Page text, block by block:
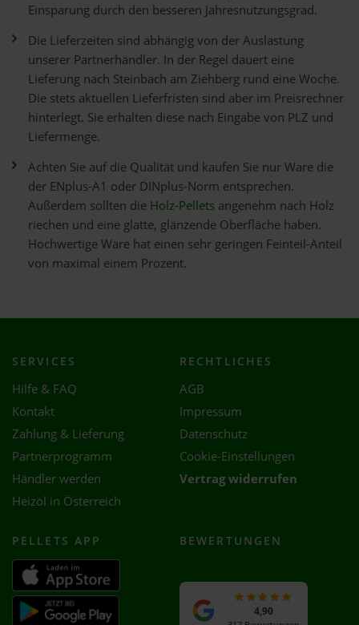
Einsparung durch den besseren Jahresnutzungsgrad.
Die Lieferzeiten sind abhängig von der Auslastung
unserer Partnerhändler. In der Regel dauert eine
Lieferung nach Steinbach am Ziehberg rund eine Woche.
Die stets aktuellen Lieferfristen sind aber im Preisrechner
hinterlegt. Sie erhalten diese nach Eingabe von PLZ und
Liefermenge.
Achten Sie auf die Qualität und kaufen Sie nur Ware die
der ENplus-A1 oder DINplus-Norm entsprechen.
Außerdem sollten die Holz-Pellets angenehm nach Holz
riechen und eine glatte, glänzende Oberfläche haben.
Hochwertige Ware hat einen sehr geringen Feinteil-Anteil
von maximal einem Prozent.
SERVICES
Hilfe & FAQ
Kontakt
Zahlung & Lieferung
Partnerprogramm
Händler werden
Heizöl in Österreich
RECHTLICHES
AGB
Impressum
Datenschutz
Cookie-Einstellungen
Vertrag widerrufen
PELLETS APP BEWERTUNGEN
4,90